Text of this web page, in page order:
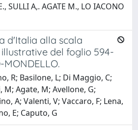
SULLI A,. AGATE M., LO IACONO
d'Italia alla scala
illustrative del foglio 594-
MONDELLO.
R; Basilone, L; Di Maggio, C;
Agate, M; Avellone, G;
A; Valenti, V; Vaccaro, F; Lena,
E; Caputo, G